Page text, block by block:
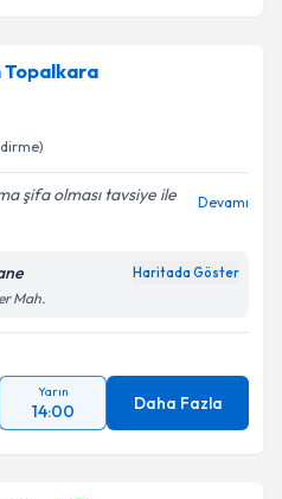
Topalkara
şifa olması tavsiye ile
Devamı
Haritada Göster
Mah.
Yarın
14:00 Daha Fazla